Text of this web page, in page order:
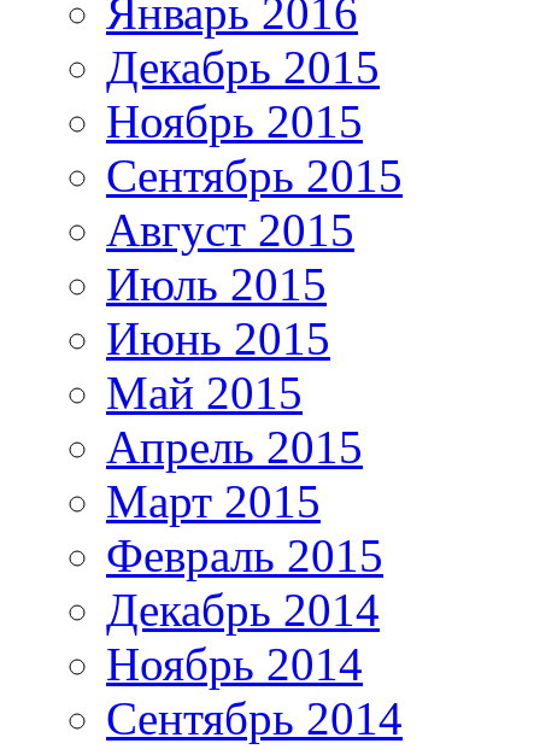
Январь 2016
Декабрь 2015
Ноябрь 2015
Сентябрь 2015
Август 2015
Июль 2015
Июнь 2015
Май 2015
Апрель 2015
Март 2015
Февраль 2015
Декабрь 2014
Ноябрь 2014
Сентябрь 2014